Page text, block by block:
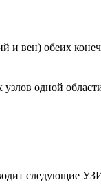
и вен) обеих
одной
следующие